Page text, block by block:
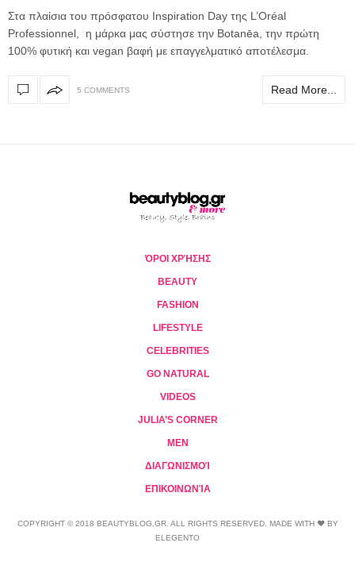
Στα πλαίσια του πρόσφατου Inspiration Day της L’Oréal
Professionnel, η μάρκα μας σύστησε την Botanēa, την πρώτη
100% φυτική και vegan βαφή με επαγγελματικό αποτέλεσμα.
5 COMMENTS Read More...
ΌΡΟΙ ΧΡΉΣΗΣ
BEAUTY
FASHION
LIFESTYLE
CELEBRITIES
GO NATURAL
VIDEOS
JULIA’S CORNER
MEN
ΔΙΑΓΩΝΙΣΜΟΊ
ΕΠΙΚΟΙΝΩΝΊΑ
COPYRIGHT © 2018 BEAUTYBLOG.GR. ALL RIGHTS RESERVED. MADE WITH ❤ BY
ELEGENTO